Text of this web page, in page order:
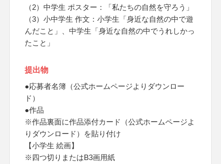
（2）中学生 ポスター：「私たちの自然を守ろう」
（3）小中学生 作文：小学生「身近な自然の中で遊
んだこと」、中学生「身近な自然の中でうれしかっ
たこと」
提出物
●応募者名簿（公式ホームページよりダウンロー
ド）
●作品
※作品裏面に作品添付カード（公式ホームページよ
りダウンロード）を貼り付け
【小学生 絵画】
※四つ切りまたはB3画用紙